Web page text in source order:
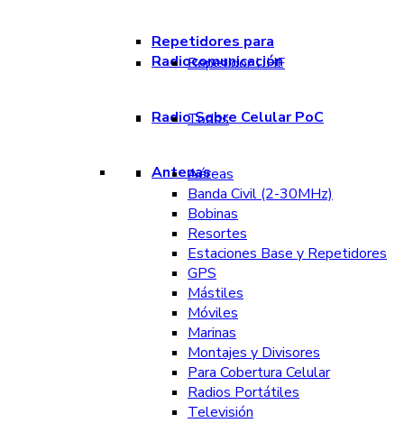
Repetidores para
Radiocomunicación
Repetidor UHF
Radio Sobre Celular PoC
Todos
AntenasAéreas
Banda Civil (2-30MHz)
Bobinas
Resortes
Estaciones Base y Repetidores
GPS
Mástiles
Móviles
Marinas
Montajes y Divisores
Para Cobertura Celular
Radios Portátiles
Televisión